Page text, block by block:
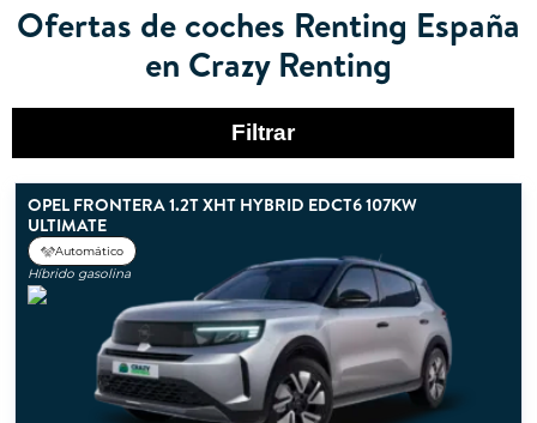
Ofertas de coches Renting España
en Crazy Renting
Filtrar
OPEL FRONTERA 1.2T XHT HYBRID EDCT6 107KW
ULTIMATE
Automático
Híbrido gasolina